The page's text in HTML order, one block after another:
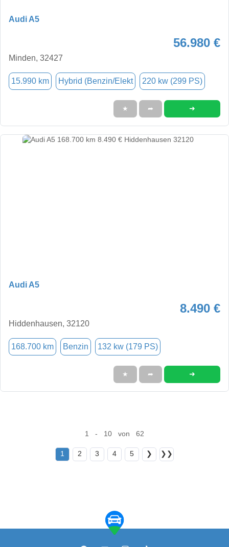
Audi A5
56.980 €
Minden, 32427
15.990 km Hybrid (Benzin/Elekt 220 kw (299 PS)
★ ➦ ➜
Audi A5
8.490 €
Hiddenhausen, 32120
168.700 km Benzin 132 kw (179 PS)
★ ➦ ➜
1 - 10 von 62
1 2 3 4 5 ❯ ❯❯